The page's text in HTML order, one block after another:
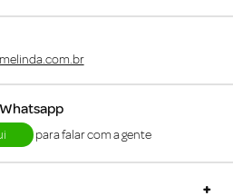
para falar com a gente
+